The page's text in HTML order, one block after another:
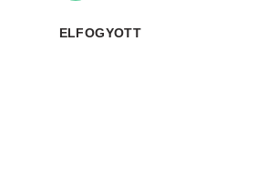
ELFOGYOTT